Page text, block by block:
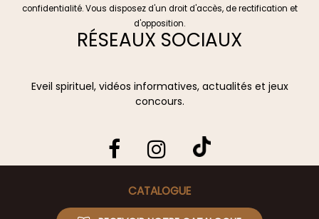
confidentialité. Vous disposez d'un droit d'accès, de rectification et
d'opposition.
RÉSEAUX SOCIAUX
Eveil spirituel, vidéos informatives, actualités et jeux
concours.
CATALOGUE